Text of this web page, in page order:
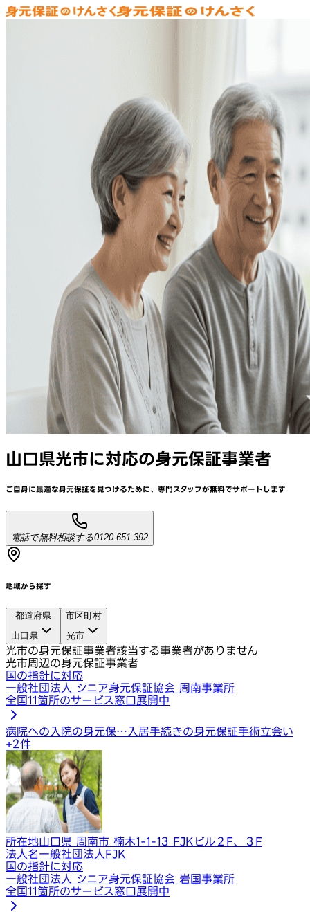
山口県光市に対応の身元保証事業者
ご自身に最適な身元保証を見つけるために、 専門スタッフが無料でサポートします
電話で無料相談する0120-651-392
地域から探す
都道府県
山口県
市区町村
光市
光市の身元保証事業者該当する事業者がありません
光市周辺の身元保証事業者
国の指針に対応
一般社団法人 シニア身元保証協会 周南事業所
全国11箇所のサービス窓口展開中
病院への入院の身元保… 入居手続きの身元保証手術立会い
+2件
所在地山口県 周南市 楠木1-1-13 FJKビル２F、３F
法人名一般社団法人FJK
国の指針に対応
一般社団法人 シニア身元保証協会 岩国事業所
全国11箇所のサービス窓口展開中